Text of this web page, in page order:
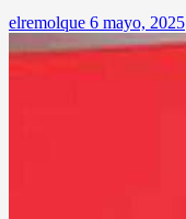
elremolque 6 mayo, 2025